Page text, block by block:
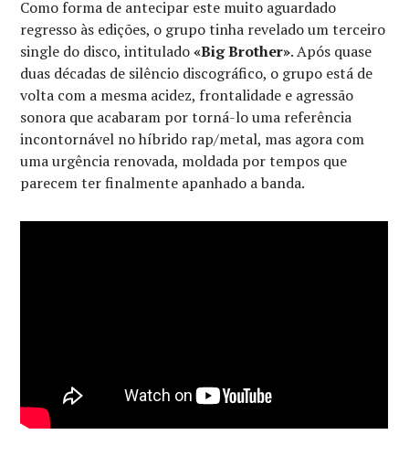
Como forma de antecipar este muito aguardado
regresso às edições, o grupo tinha revelado um terceiro
single do disco, intitulado«Big Brother». Após quase
duas décadas de silêncio discográfico, o grupo está de
volta com a mesma acidez, frontalidade e agressão
sonora que acabaram por torná-lo uma referência
incontornável no híbrido rap/metal, mas agora com
uma urgência renovada, moldada por tempos que
parecem ter finalmente apanhado a banda.